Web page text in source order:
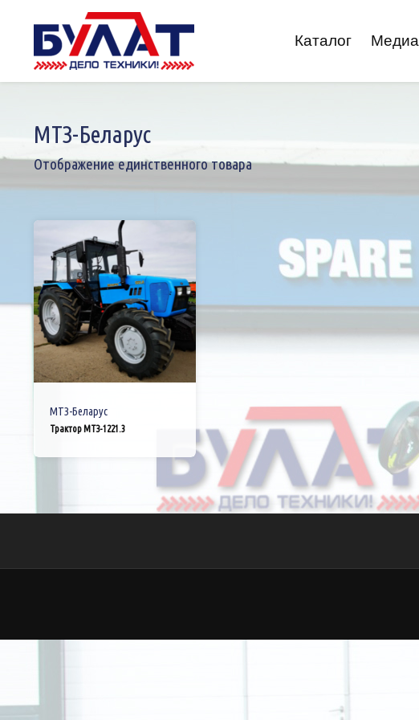
content
Каталог Медиа
МТЗ-Беларус
Отображение единственного товара
МТЗ-Беларус
Трактор МТЗ-1221.3